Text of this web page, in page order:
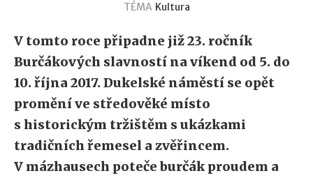
TÉMA Kultura
V tomto roce připadne již 23. ročník
Burčákových slavností na víkend od 5. do
10. října 2017. Dukelské náměstí se opět
promění ve středověké místo
s historickým tržištěm s ukázkami
tradičních řemesel a zvěřincem.
V mázhausech poteče burčák proudem a